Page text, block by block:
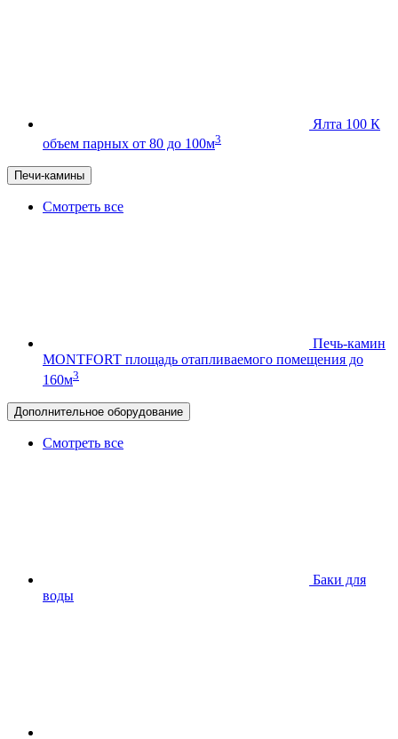
Ялта 100 К
объем парных от 80 до 100м3
Печи-камины
Смотреть все
Печь-камин
MONTFORT площадь отапливаемого помещения до
160м3
Дополнительное оборудование
Смотреть все
Баки для
воды